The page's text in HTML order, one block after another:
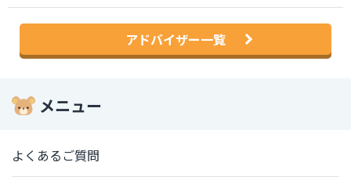
アドバイザー一覧
メニュー
よくあるご質問